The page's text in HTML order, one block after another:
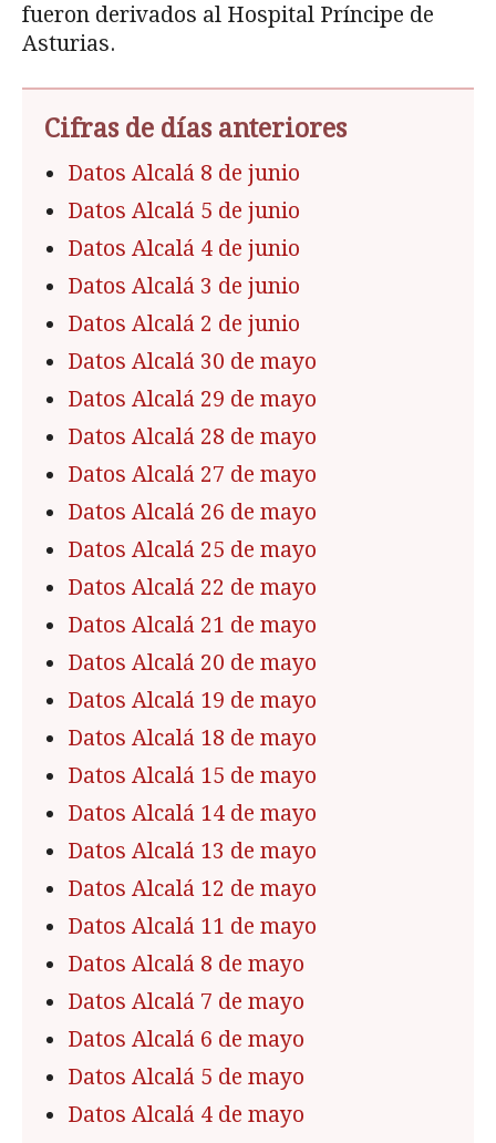
fueron derivados al Hospital Príncipe de
Asturias.
Cifras de días anteriores
Datos Alcalá 8 de junio
Datos Alcalá 5 de junio
Datos Alcalá 4 de junio
Datos Alcalá 3 de junio
Datos Alcalá 2 de junio
Datos Alcalá 30 de mayo
Datos Alcalá 29 de mayo
Datos Alcalá 28 de mayo
Datos Alcalá 27 de mayo
Datos Alcalá 26 de mayo
Datos Alcalá 25 de mayo
Datos Alcalá 22 de mayo
Datos Alcalá 21 de mayo
Datos Alcalá 20 de mayo
Datos Alcalá 19 de mayo
Datos Alcalá 18 de mayo
Datos Alcalá 15 de mayo
Datos Alcalá 14 de mayo
Datos Alcalá 13 de mayo
Datos Alcalá 12 de mayo
Datos Alcalá 11 de mayo
Datos Alcalá 8 de mayo
Datos Alcalá 7 de mayo
Datos Alcalá 6 de mayo
Datos Alcalá 5 de mayo
Datos Alcalá 4 de mayo